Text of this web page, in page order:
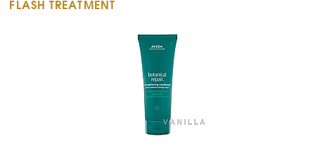
FLASH TREATMENT